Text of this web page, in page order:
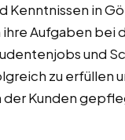
Kenntnissen in
Aufgaben bei
und
zu erfüllen
der Kunden